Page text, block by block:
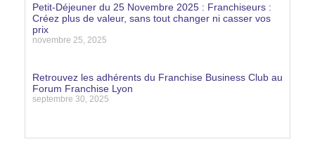
Petit-Déjeuner du 25 Novembre 2025 : Franchiseurs :
Créez plus de valeur, sans tout changer ni casser vos
prix
novembre 25, 2025
Retrouvez les adhérents du Franchise Business Club au
Forum Franchise Lyon
septembre 30, 2025